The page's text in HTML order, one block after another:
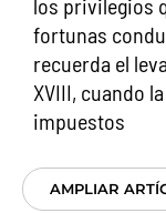
los privilegios
fortunas
recuerda el
XVIII, cuando
impuestos
AMPLIAR